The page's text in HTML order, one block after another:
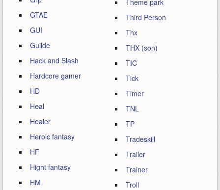
GTAE
GUI
Guilde
Hack and Slash
Hardcore gamer
HD
Heal
Healer
Heroic fantasy
HF
Hight fantasy
HM
Theme park
Third Person
Thx
THX (son)
TIC
Tick
Timer
TNL
TP
Tradeskill
Trailer
Trainer
Troll